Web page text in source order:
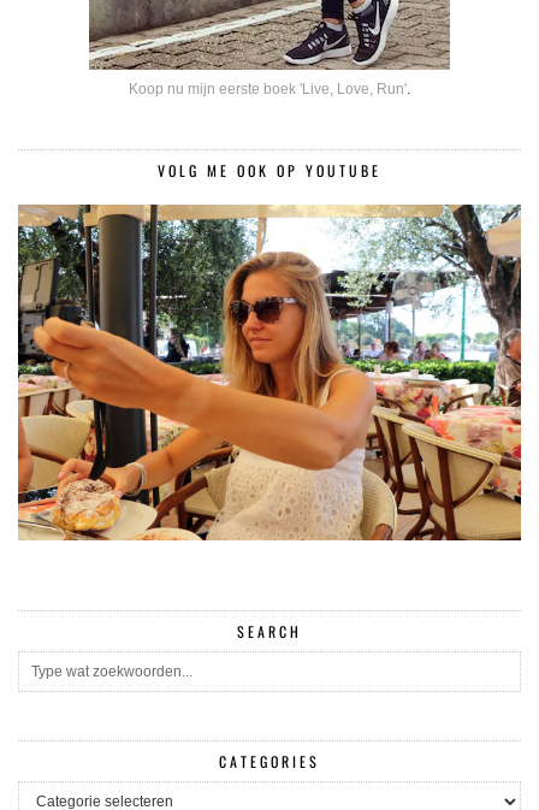
Koop nu mijn eerste boek 'Live, Love, Run'.
VOLG ME OOK OP YOUTUBE
SEARCH
CATEGORIES
CATEGORIES